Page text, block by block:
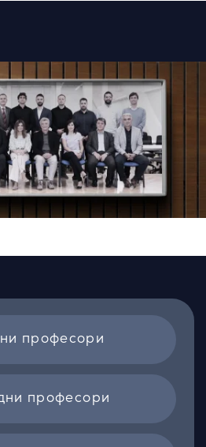
професори
професори